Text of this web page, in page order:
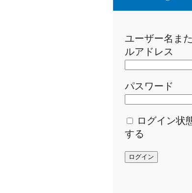
ユーザー名ま
ルアドレス
パスワード
ログイン状
する